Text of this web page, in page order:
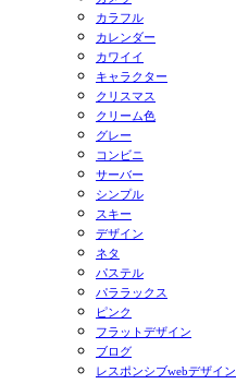
カラフル
カレンダー
カワイイ
キャラクター
クリスマス
クリーム色
グレー
コンビニ
サーバー
シンプル
スキー
デザイン
ネタ
パステル
パララックス
ピンク
フラットデザイン
ブログ
レスポンシブwebデザイン